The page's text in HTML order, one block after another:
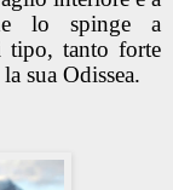
lo spinge a
tipo, tanto forte
sua Odissea.